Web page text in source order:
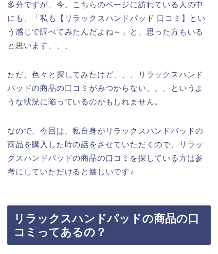
多分ですが、今、こちらのページに訪れている人の中
にも、「私も【リラックスハンドパッド 口コミ】とい
う感じで調べてみたんだよね～」と、思った方もいる
と思います、、、
ただ、色々と探してみたけど、、、リラックスハンド
パッドの商品の口コミがみつからない、、、というよ
うな状況に陥っているのかもしれません。
なので、今回は、私自身がリラックスハンドパッドの
商品を購入した時の話をさせていただくので、リラッ
クスハンドパッドの商品の口コミを探している方は参
考にしていただけると嬉しいです♪
リラックスハンドパッドの商品の口
コミってあるの？